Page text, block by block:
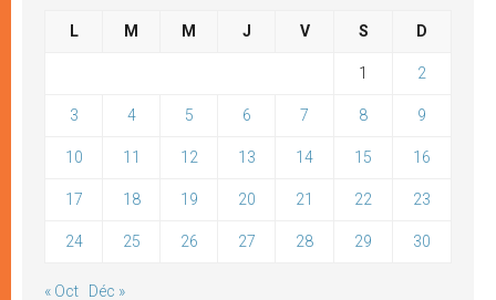
L M M J V S D
1 2
3 4 5 6 7 8 9
10 11 12 13 14 15 16
17 18 19 20 21 22 23
24 25 26 27 28 29 30
« Oct Déc »